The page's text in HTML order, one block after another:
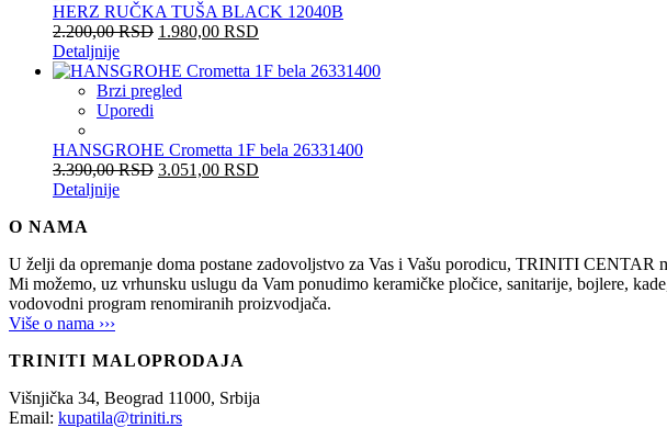
HERZ RUČKA TUŠA BLACK 12040B
2.200,00RSD 1.980,00 RSD
Detaljnije
Brzi pregled
Uporedi
HANSGROHE Crometta 1F bela 26331400
3.390,00RSD 3.051,00 RSD
Detaljnije
O NAMA
U želji da opremanje doma postane zadovoljstvo za Vas i Vašu porodicu, TRINITI CENTAR
Mi možemo, uz vrhunsku uslugu da Vam ponudimo keramičke pločice, sanitarije, bojlere,
vodovodni program renomiranih proizvodjača.
Više o nama ›››
TRINITI MALOPRODAJA
Višnjička 34, Beograd 11000, Srbija
Email: kupatila@triniti.rs